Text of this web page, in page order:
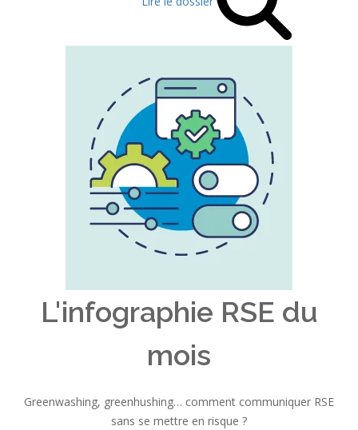
L'infographie RSE du
mois
Greenwashing, greenhushing… comment communiquer RSE
sans se mettre en risque ?